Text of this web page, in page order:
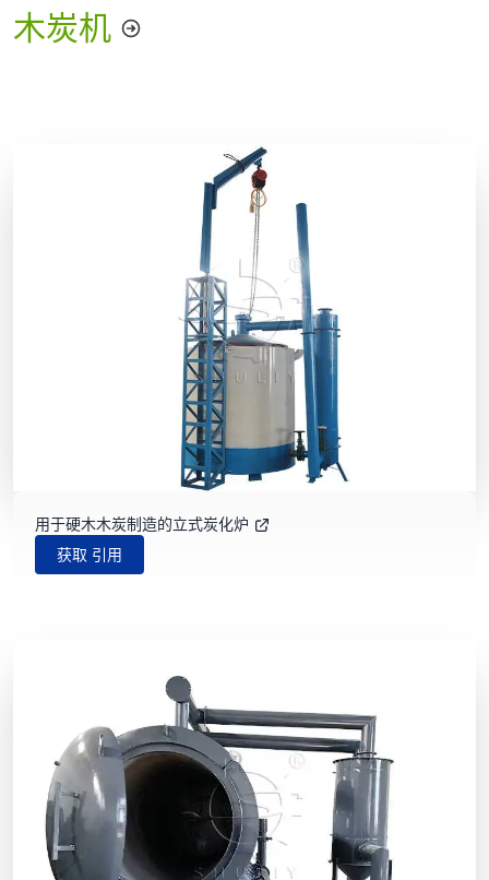
木炭机
用于硬木木炭制造的立式炭化炉
获取 引用